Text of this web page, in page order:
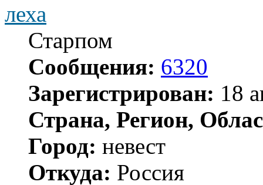
леха
Старпом
Сообщения: 6320
Зарегистрирован: 18
Страна, Регион,
Город: невест
Откуда: Россия